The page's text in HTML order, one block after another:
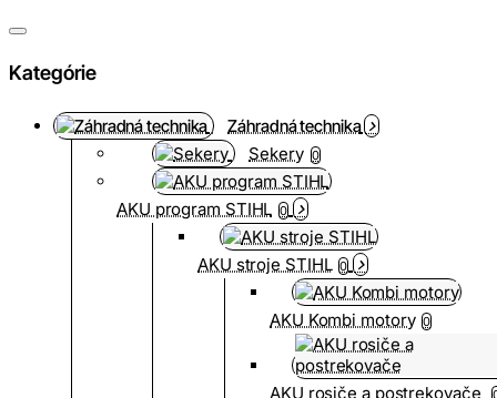
Kategórie
Záhradná technika
Sekery 0
AKU program STIHL 0
AKU stroje STIHL 0
AKU Kombi motory 0
AKU rosiče a postrekovače